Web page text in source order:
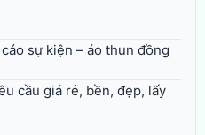
sự kiện – áo thun đồng
cầu giá rẻ, bền, đẹp, lấy